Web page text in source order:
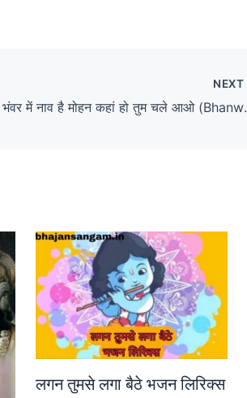
NEXT
भंवर में नाव है
लगन तुमसे लगा बैठे भजन लिरिक्स